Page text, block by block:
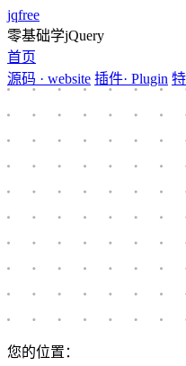
jqfree
零基础学jQuery
首页
源码 · website 插件· Plugin
您的位置：